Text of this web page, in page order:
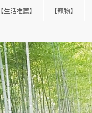
生活推薦】 【寵物】